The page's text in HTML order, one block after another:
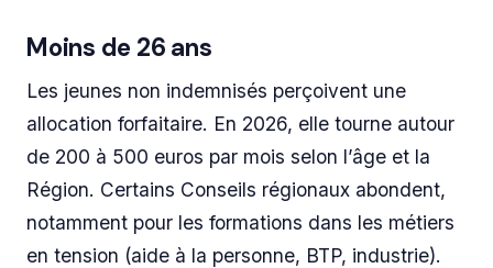
Moins de 26 ans
Les jeunes non indemnisés perçoivent une
allocation forfaitaire. En 2026, elle tourne autour
de 200 à 500 euros par mois selon l’âge et la
Région. Certains Conseils régionaux abondent,
notamment pour les formations dans les métiers
en tension (aide à la personne, BTP, industrie).